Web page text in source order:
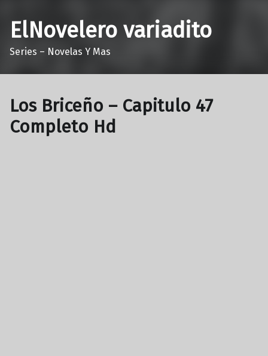
ElNovelero variadito
Series – Novelas Y Mas
Los Briceño – Capitulo 47
Completo Hd